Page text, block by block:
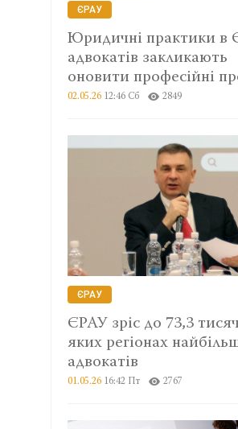
ЄРАУ
Юридичні практики в
адвокатів закликають
оновити професійні
02.05.26 12:46 Сб 2849
ЄРАУ
ЄРАУ зріс до 73,3
яких регіонах
адвокатів
01.05.26 16:42 Пт 2767